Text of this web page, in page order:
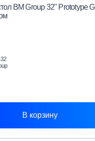
BM Group 32" Prototype
В корзину